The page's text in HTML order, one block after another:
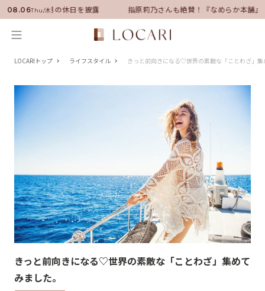
08.06Thu/木
任！いい男の休日を披露 指原莉乃さんも絶賛！『なめらか本舗』
LOCARIトップ ライフスタイル きっと前向きになる♡世界の素敵な「ことわざ」
きっと前向きになる♡世界の素敵な「ことわざ」集めて
みました。